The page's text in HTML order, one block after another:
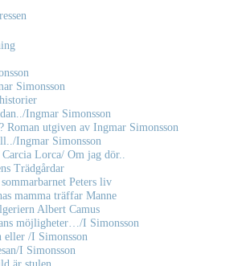
Simonsson
Ingmar Simonsson
Roman utgiven av Ingmar Simonsson
Ingmar Simonsson
Carcia Lorca/ Om jag dör..
Trädgårdar
Peters liv
mamma träffar Manne
Albert Camus
möjligheter…/I Simonsson
eller /I Simonsson
I Simonsson